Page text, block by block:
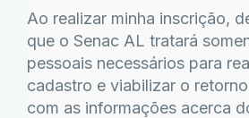
Ao realizar minha inscrição,
que o Senac AL tratará
pessoais necessários para
cadastro e viabilizar o
com as informações acerca